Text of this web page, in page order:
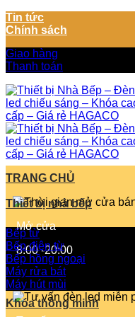
Tin tức
Chính sách
Giao hàng
Thanh toán
Mở cửa
8:00 -20:00
TRANG CHỦ
Thiết bị nhà bếp
Bếp từ
Bếp điện từ
Bếp hồng ngoại
Máy rửa bát
Máy hút mùi
Khóa thông minh